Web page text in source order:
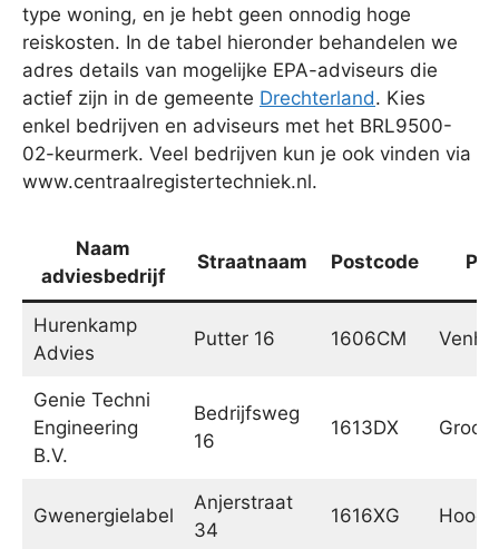
type woning, en je hebt geen onnodig hoge
reiskosten. In de tabel hieronder behandelen we
adres details van mogelijke EPA-adviseurs die
actief zijn in de gemeente Drechterland. Kies
enkel bedrijven en adviseurs met het BRL9500-
02-keurmerk. Veel bedrijven kun je ook vinden via
www.centraalregistertechniek.nl.
Naam
adviesbedrijf
Straatnaam Postcode
Hurenkamp
Advies
Putter 16 1606CM
Genie Techni
Engineering
B.V.
Bedrijfsweg
16
1613DX
Gwenergielabel
Anjerstraat
34
1616XG